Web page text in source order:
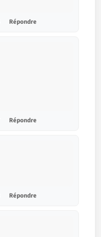
Répondre
Répondre
Répondre